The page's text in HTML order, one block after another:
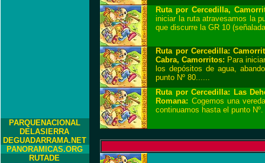
PARQUENACIONAL
DELASIERRA
DEGUADARRAMA.NET
PANORAMICAS.ORG
RUTADE
Ruta por Cercedilla,
iniciar la ruta atravesamos la
que discurre la GR 10
Ruta por Cercedilla:
Cabra, Camorritos: Para
los depósitos de agua,
punto Nº 80......
Ruta por Cercedilla: Las
Romana: Cogemos una
continuamos hasta el punto